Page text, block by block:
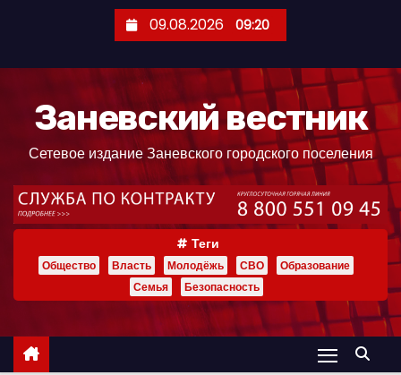
ж
09.08.2026 09:20
Заневский вестник
Сетевое издание Заневского городского поселения
Теги
Общество Власть Молодёжь СВО
Образование
Семья
Безопасность